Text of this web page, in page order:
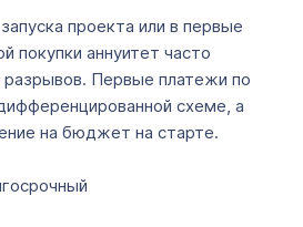
проекта или в первые
покупки аннуитет часто
разрывов. Первые платежи по
схеме, а
на бюджет на старте.